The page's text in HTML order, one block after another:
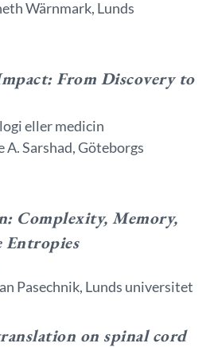
Wärnmark, Lunds
From Discovery to
eller medicin
A. Sarshad, Göteborgs
Complexity, Memory,
Pasechnik, Lunds universitet
on spinal cord